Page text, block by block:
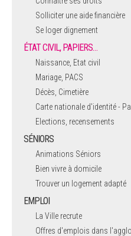
Solliciter une aide financière
Se loger dignement
ÉTAT CIVIL, PAPIERS…
Naissance, Etat civil
Mariage, PACS
Décès, Cimetière
Carte nationale d'identité -
Elections, recensements
SÉNIORS
Animations Séniors
Bien vivre à domicile
Trouver un logement adapté
EMPLOI
La Ville recrute
Offres d'emplois dans